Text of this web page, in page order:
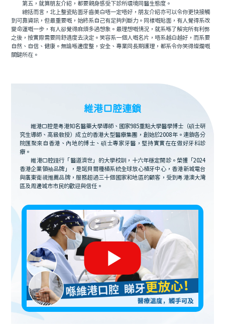
第五，就算朋友介紹，都要親身感受下診所環境同醫生態度。
總括而言，北上整瓷貼面牙齒美白唔一定唔好，朋友介紹亦可以令你更快接觸
到可靠資訊，但最重要嘅，始終系自己有足夠判斷力。同樣嘅貼面，有人覺得系改
變命運嘅一步，有人卻覺得麻煩多過想象。最理想嘅情況，就系喺了解完所有利弊
之後，按實際需要同舒適度去決定。笑容系一個人嘅名片，唔系越白越好，而系要
自然、自信、健康。無論喺邊度整，安全、專業同長期護理，都系令你笑得燦爛嘅
關鍵所在。
維港口腔連鎖
維港口腔是粵港知名醫藥大學導師、國家985重點大學醫學博士（碩士研
究生導師、高級教授）成立的香港大型醫療集團，創始於2008年。連鎖各分
院匯聚來自香港、內地的博士、碩士專家牙醫，堅持實實在在做好牙科診
療。
維港口腔踐行「醫道濟世」的大學校訓，十六年穩定開診。榮獲「2024
香港企業領袖品牌」，是諾貝爾種植系統全球放心植牙中心，香港新城電台
與廣東衛視推薦品牌，服務超過三十個國家和地區的顧客，受到粵港澳大灣
區及周邊城市市民的歡迎與信任。